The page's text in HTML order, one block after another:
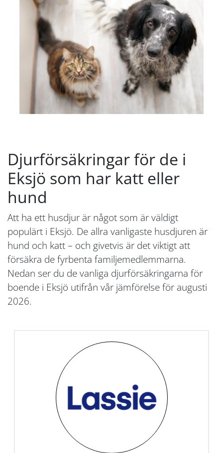
Djurförsäkringar för de i
Eksjö som har katt eller
hund
Att ha ett husdjur är något som är väldigt
populärt i Eksjö. De allra vanligaste husdjuren är
hund och katt – och givetvis är det viktigt att
försäkra de fyrbenta familjemedlemmarna.
Nedan ser du de vanliga djurförsäkringarna för
boende i Eksjö utifrån vår jämförelse för augusti
2026.